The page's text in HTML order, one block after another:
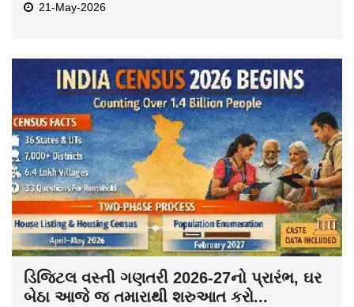
21-May-2026
ડિજિટલ વસ્તી ગણતરી 2026-27નો પ્રારંભ, ઘર
બેઠા આજે જ તમારાથી શરુઆત કરો...